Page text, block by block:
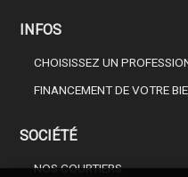
INFOS
CHOISISSEZ UN
FINANCEMENT DE VOTRE
SOCIÉTÉ
NOS COURTIERS